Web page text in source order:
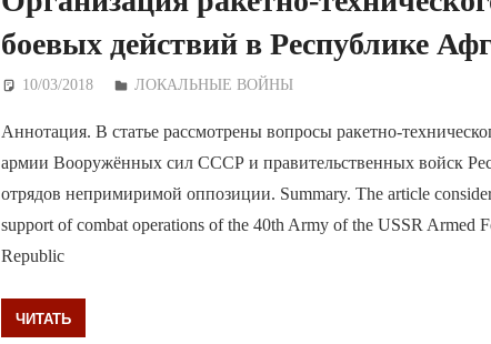
боевых действий в Республике
10/03/2018 Дежурный по Редакции
ЛОКАЛЬНЫЕ ВОЙНЫ
Аннотация. В статье рассмотрены вопросы ракетно-
армии Вооружённых сил СССР и правительственных войск
отрядов непримиримой оппозиции. Summary. The article
support of combat operations of the 40th Army of the USSR Armed
Republic
ЧИТАТЬ